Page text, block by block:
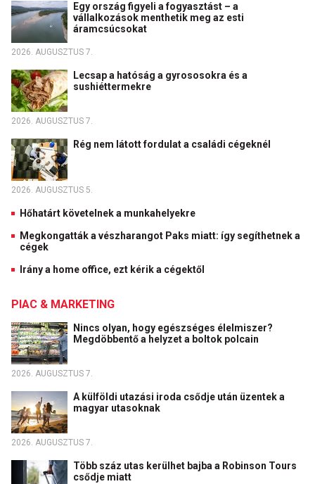
Egy ország figyeli a fogyasztást – a
vállalkozások menthetik meg az esti
áramcsúcsokat
2026. AUGUSZTUS 7.
Lecsap a hatóság a gyrososokra és a
sushiéttermekre
2026. AUGUSZTUS 7.
Rég nem látott fordulat a családi cégeknél
2026. AUGUSZTUS 5.
Hőhatárt követelnek a munkahelyekre
Megkongatták a vészharangot Paks miatt: így segíthetnek a
cégek
Irány a home office, ezt kérik a cégektől
PIAC & MARKETING
Nincs olyan, hogy egészséges élelmiszer?
Megdöbbentő a helyzet a boltok polcain
2026. AUGUSZTUS 7.
A külföldi utazási iroda csődje után üzentek a
magyar utasoknak
2026. AUGUSZTUS 7.
Több száz utas kerülhet bajba a Robinson Tours
csődje miatt